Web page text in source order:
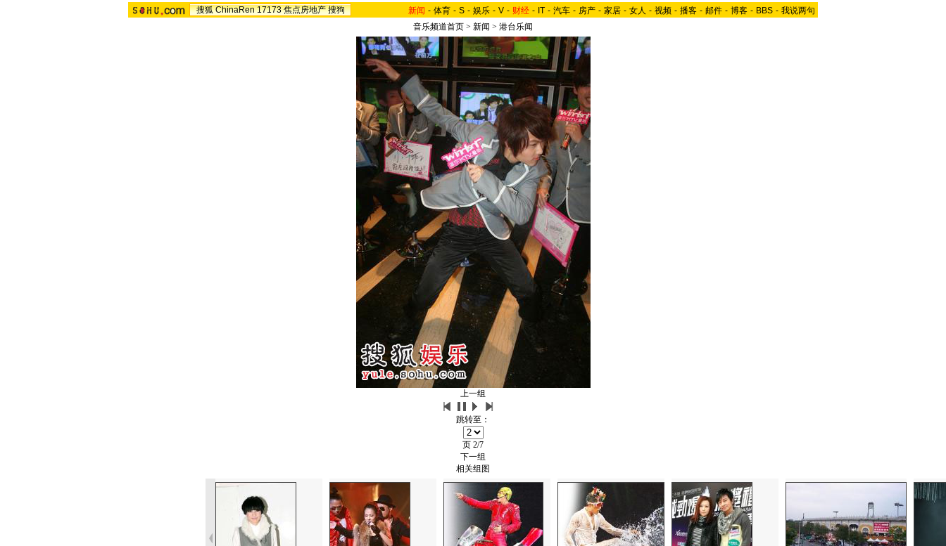
搜狐 ChinaRen 17173 焦点房地产 搜狗 新闻 - 体育 - S - 娱乐 - V - 财经 - IT - 汽车 - 房产 - 家居 - 女人 - 视频 - 播客 - 邮件 - 博客 - BBS - 我说两句
音乐频道首页 > 新闻 > 港台乐闻
上一组
跳转至：
页 2/7
下一组
相关组图